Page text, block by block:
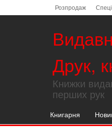
to
Розпродаж
Друк,
Книжки
перших рук
Книгарня